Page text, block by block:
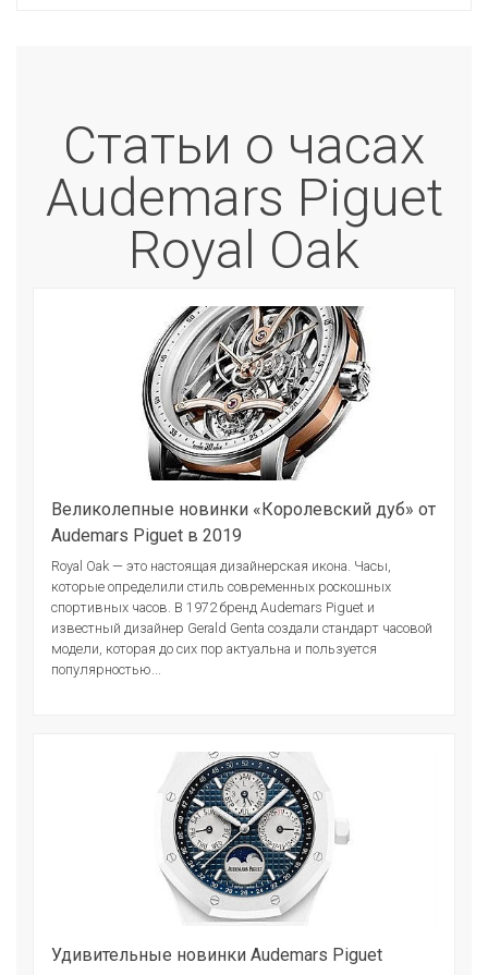
Статьи о часах
Audemars Piguet
Royal Oak
Великолепные новинки «Королевский дуб» от
Audemars Piguet в 2019
Royal Oak — это настоящая дизайнерская икона. Часы,
которые определили стиль современных роскошных
спортивных часов. В 1972 бренд Audemars Piguet и
известный дизайнер Gerald Genta создали стандарт часовой
модели, которая до сих пор актуальна и пользуется
популярностью...
Удивительные новинки Audemars Piguet